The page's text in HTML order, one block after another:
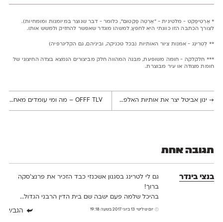
* אַרְטִיפַקְט - מלטינית - ״אַרְטֶה פַקְטוּם״, כלומר - דבר שנוצר במיומנות ומומחיות).
לצורך הכתבה הזו כוונתי היא לחפץ, למשהו מוגדר שאפשר להחזיק ולמשש אותו.
** לֶטֵרִינְג - אמנות ציור האותיות (בכל טכניקה, וביניהם, גם הקליגרפיה)
*** חלקלקה - חומה משופעת, מבנה המהווה חלק מביצורים הנמצא בצדה החיצוני של
חומת מצודה או עיר מבוצרת.
→ינון אביטל יצר את אותיות האלפבית לפי 22 מאכלים שונים OFFF TLV – מה ומי עומדים מאחורי פסטיבל העיצוב המדובר
תגובה אחת
בנצי בינדר
גם לי לטרינג בסגנון אשכנזי כבד הזכיר את פרנצ׳סקה
ברוך!
בהיכל שלמה פעם ישבה שם בית הדין הרבני הגדול...
יום שלישי 13 ביוני 2017 בשעה 19:18 הגב/י